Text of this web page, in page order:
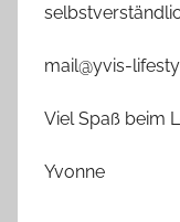
mail@yvis-
Viel Spaß beim
Yvonne